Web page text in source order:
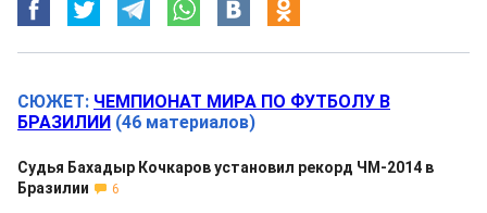
СЮЖЕТ: ЧЕМПИОНАТ МИРА ПО ФУТБОЛУ В
БРАЗИЛИИ (46 материалов)
Судья Бахадыр Кочкаров установил рекорд ЧМ-2014 в
Бразилии
6